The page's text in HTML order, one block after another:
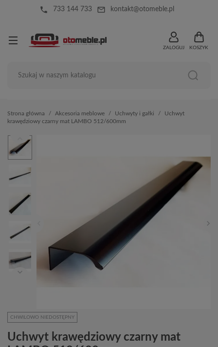
local_phone 733 144 733 mail_outline kontakt@otomeble.pl
ZALOGUJ KOSZYK
Strona główna Akcesoria meblowe Uchwyty i gałki
Uchwyt
krawędziowy czarny mat LAMBO 512/600mm
CHWILOWO NIEDOSTĘPNY
Uchwyt krawędziowy czarny mat